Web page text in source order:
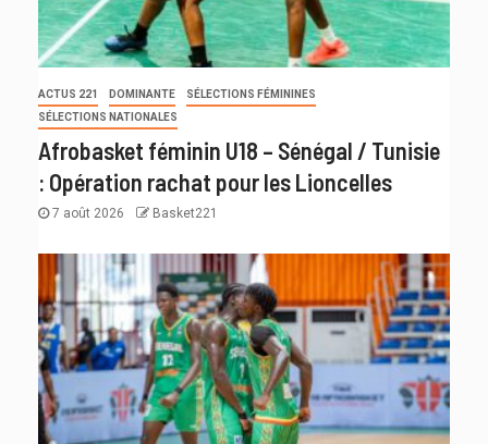
ACTUS 221 DOMINANTE
SÉLECTIONS FÉMININES
SÉLECTIONS NATIONALES
Afrobasket féminin U18 – Sénégal / Tunisie
: Opération rachat pour les Lioncelles
7 août 2026 Basket221